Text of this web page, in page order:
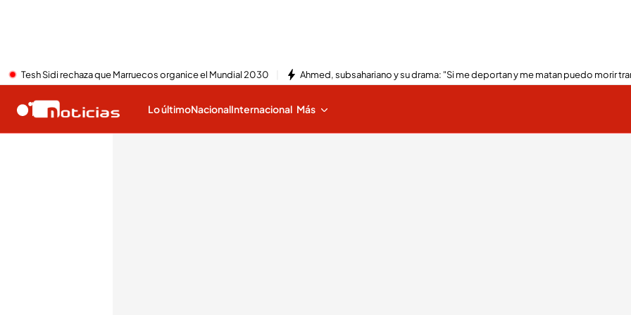
Tesh Sidi rechaza que Marruecos organice el Mundial 2030 Ahmed, subsahariano y su drama: "Si me deportan y me matan puedo morir
Lo últimoNacionalInternacional Más